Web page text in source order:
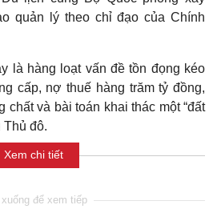
quản lý theo chỉ đạo của Chính
là hàng loạt vấn đề tồn đọng kéo
cấp, nợ thuế hàng trăm tỷ đồng,
chất và bài toán khai thác một “đất
Thủ đô.
Xem chi tiết